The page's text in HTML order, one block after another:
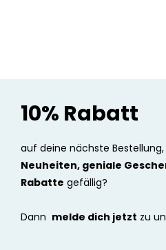
10% Rabatt
auf deine nächste Bestellung,
Neuheiten, geniale
Rabatte gefällig?
Dann melde dich jetzt zu